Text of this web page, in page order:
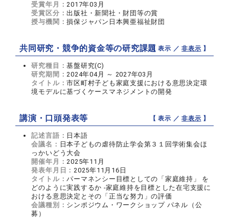
受賞年月：2017年03月
受賞区分：出版社・新聞社・財団等の賞
授与機関：損保ジャパン日本興亜福祉財団
共同研究・競争的資金等の研究課題【 表示 ／非表示 】
研究種目：基盤研究(C)
研究期間：2024年04月 ～ 2027年03月
タイトル：市区町村子ども家庭支援における意思決定環
境モデルに基づくケースマネジメントの開発
講演・口頭発表等 【 表示 ／非表示 】
記述言語： 日本語
会議名： 日本子どもの虐待防止学会第３１回学術集会ほ
っかいどう大会
開催年月：2025年11月
発表年月日：2025年11月16日
タイトル：パーマネンシー目標としての「家庭維持」 を
どのように実践するか -家庭維持を目標とした在宅支援に
おける意思決定とその「正当な努力」の評価
会議種別： シンポジウム・ワークショップ パネル（公
募）